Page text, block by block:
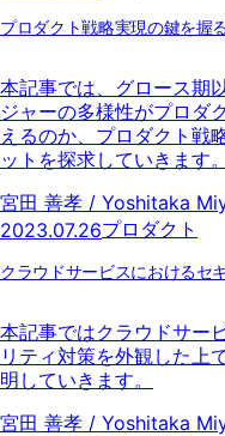
プロダクト戦略実現の鍵を握
本記事では、グロース期
ジャーの多様性がプロダ
えるのか、プロダクト戦
ットを探求していきます。
宮田 善孝 / Yoshitaka
2023.07.26プロダクト
クラウドサービスにおけるセ
本記事ではクラウドサー
リティ対策を外観した上
明していきます。
宮田 善孝 / Yoshitaka